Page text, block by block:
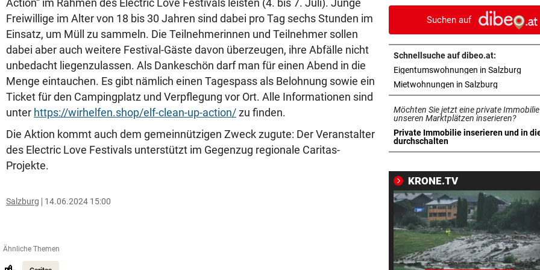
Action“ im Rahmen des Electric Love Festivals leisten (4. bis 7. Juli). Junge
Freiwillige im Alter von 18 bis 30 Jahren sind dabei pro Tag sechs Stunden im
Einsatz, um Müll zu sammeln. Die Teilnehmerinnen und Teilnehmer sollen
dabei aber auch weitere Festival-Gäste davon überzeugen, ihre Abfälle nicht
unbedacht liegenzulassen. Als Dankeschön darf man für einen Abend in die
Menge eintauchen. Es gibt nämlich einen Tagespass als Belohnung sowie ein
Ticket für den Campingplatz und Verpflegung vor Ort. Alle Informationen sind
unter https://wirhelfen.shop/elf-clean-up-action/zu finden.
Die Aktion kommt auch dem gemeinnützigen Zweck zugute: Der Veranstalter
des Electric Love Festivals unterstützt im Gegenzug regionale Caritas-
Projekte.
Salzburg 14.06.2024 15:00
Ähnliche Themen
Fahrer und Insassen aus
STRASSE GESPERRT vor
Drei Verletzte bei Unfall mit
Motorrädern
WIE DIE NHL-STARS
Salzburger Eishockey-
gelingt Traumtor
SALZBURGER LIGA
schmerzhafte Starts
SCHWER VERLETZT vor 14
Forstunfall erforderte
Hubschraubereinsatz
SCHMERZHAFTER HEIMSIEG vor
Suchen auf
Schnellsuche auf dibeo.at:
Eigentumswohnungen in Salzburg
Mietwohnungen in Salzburg
Möchten Sie jetzt eine private
unseren Marktplätzen inserieren?
Private Immobilie inserieren und in
durchschalten
in neuem Tab öffnen
KRONE.TV